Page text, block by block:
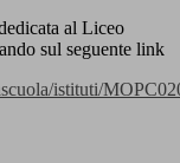
al Liceo
sul seguente link
istituti/